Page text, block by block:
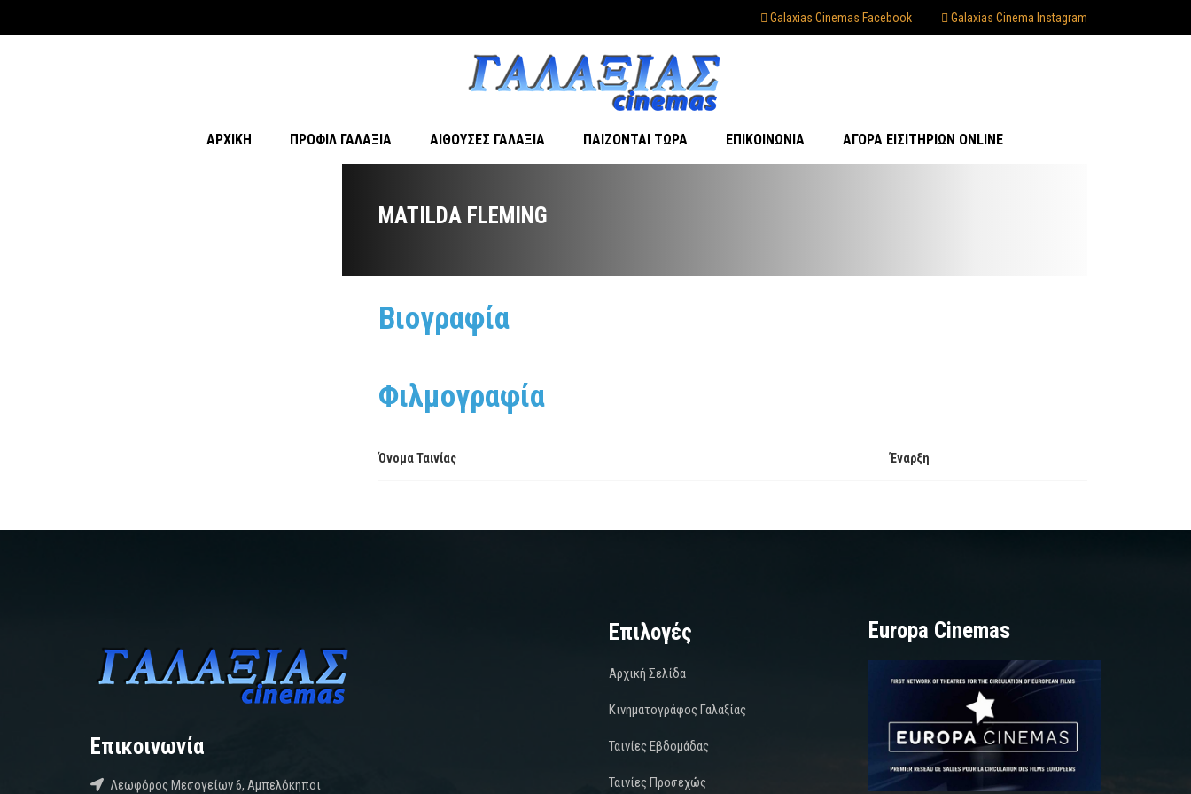
Galaxias Cinemas Facebook Galaxias Cinema Instagram
ΑΡΧΙΚΉ ΠΡΟΦΊΛ ΓΑΛΑΞΊΑ ΑΊΘΟΥΣΕΣ ΓΑΛΑΞΊΑ ΠΑΊΖΟΝΤΑΙ ΤΏΡΑ ΕΠΙΚΟΙΝΩΝΊΑ ΑΓΟΡΆ ΕΙΣΙΤΗΡΊΩΝ ONLINE
MATILDA FLEMING
Βιογραφία
Φιλμογραφία
Όνομα Ταινίας Έναρξη
Επικοινωνία
Λεωφόρος Μεσογείων 6, Αμπελόκηποι
Επιλογές
Αρχική Σελίδα
Κινηματογράφος Γαλαξίας
Ταινίες Εβδομάδας
Ταινίες Προσεχώς
Europa Cinemas